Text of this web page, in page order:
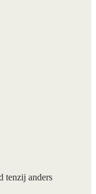
tenzij anders